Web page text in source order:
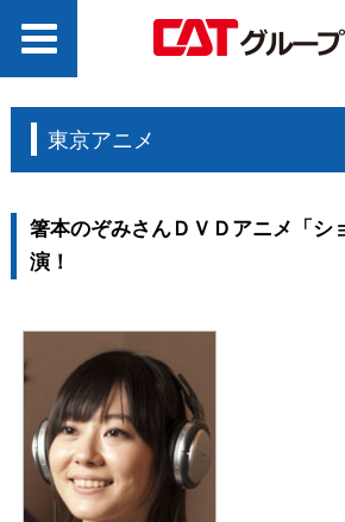
東京アニメ
箸本のぞみさんＤＶＤアニメ「シ
演！